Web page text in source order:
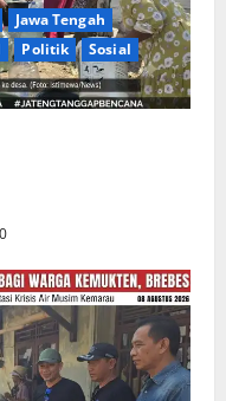
Jawa Tengah
Politik
Sosial
0